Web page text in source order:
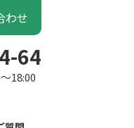
わせ
64
18:00